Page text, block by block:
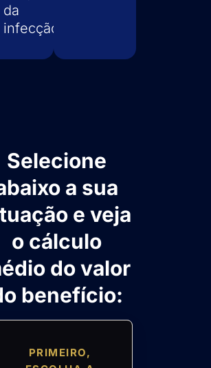
da
infecção.
Selecione
a sua
e veja
o cálculo
do valor
benefício:
PRIMEIRO,